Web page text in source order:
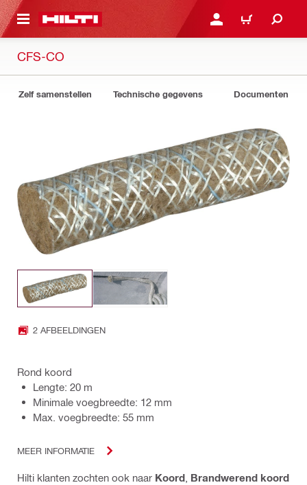
HOOFDINHOUD AANMELDEN OF
WINKELWAGEN
CFS-CO
Zelf samenstellen Technische gegevens Documenten
2 AFBEELDINGEN
Rond koord
Lengte: 20 m
Minimale voegbreedte: 12 mm
Max. voegbreedte: 55 mm
MEER INFORMATIE
Hilti klanten zochten ook naar Koord Brandwerend koord